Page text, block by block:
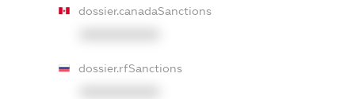
dossier.canadaSanctions
dossier.rfSanctions